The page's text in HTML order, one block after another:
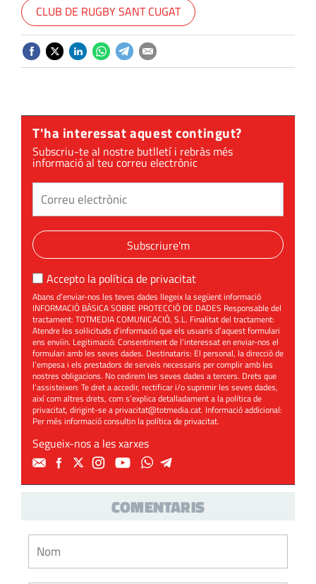
CLUB DE RUGBY SANT CUGAT
T'ha interessat aquest contingut?
Subscriu-te al nostre butlletí i rebràs més
informació al teu correu electrònic
Subscriure'm
Accepto la política de privacitat
Abans d’enviar-nos les teves dades llegeix la següent informació
INFORMACIÓ BÀSICA SOBRE PROTECCIÓ DE DADES Responsable del
tractament: TOTMEDIA COMUNICACIÓ, S.L. Finalitat del tractament:
Atendre les sol·licituds d’informació que els usuaris d’aquest formulari
ens enviïn. Legitimació: Consentiment de l’interessat en enviar-nos el
formulari amb les seves dades. Destinataris: El personal, la direcció de
l’empesa i els prestadors de serveis necessaris per complir amb les
nostres obligacions. No cedirem les seves dades a tercers. Drets que
l’assisteixen: Te dret a accedir, rectificar i/o suprimir les seves dades,
així com altres drets, com s’explica detalladament a la política de
privacitat, dirigint-se aprivacitat@totmedia.cat. Informació addicional:
Per més informació consultin lapolítica de privacitat.
Segueix-nos a les xarxes
COMENTARIS